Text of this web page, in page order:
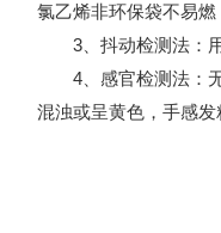
氯乙烯非环保袋不易
3、抖动检测法：用
4、感官检测法：无
混浊或呈黄色，手感发